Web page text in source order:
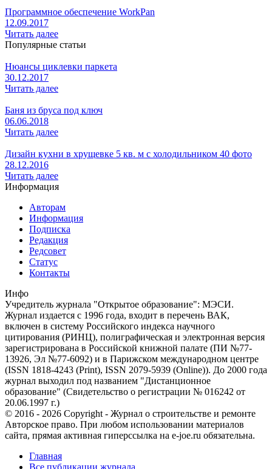
Программное обеспечение WorkPan
12.09.2017
Читать далее
Популярные статьи
Нюансы циклевки паркета
30.12.2017
Читать далее
Баня из бруса под ключ
06.06.2018
Читать далее
Дизайн кухни в хрущевке 5 кв. м с холодильником 40 фото
28.12.2016
Читать далее
Информация
Авторам
Информация
Подписка
Редакция
Редсовет
Статус
Контакты
Инфо
Учредитель журнала "Открытое образование": МЭСИ.
Журнал издается с 1996 года, входит в перечень ВАК,
включен в систему Российского индекса научного
цитирования (РИНЦ), полиграфическая и электронная версия
зарегистрирована в Российской книжной палате (ПИ №77-
13926, Эл №77-6092) и в Парижском международном центре
(ISSN 1818-4243 (Print), ISSN 2079-5939 (Online)). До 2000 года
журнал выходил под названием "Дистанционное
образование" (Свидетельство о регистрации № 016242 от
20.06.1997 г.)
© 2016 - 2026 Copyright - Журнал о строительстве и ремонте
Авторское право. При любом использовании материалов
сайта, прямая активная гиперссылка на e-joe.ru обязательна.
Главная
Все публикации журнала